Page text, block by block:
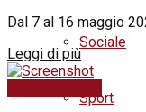
Sociale
Sport
Dal 7 al 16 maggio
Leggi di piùDetails